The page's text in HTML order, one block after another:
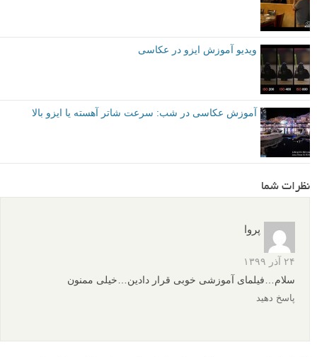
ویدیو آموزش ایزو در عکاسی
آموزش عکاسی در شب: سرعت شاتر آهسته یا ایزو بالا
نظرات شما
پروا
۲۴ آذر ۱۳۹۹
سلام…فیلمای آموزشی خوبی قرار دادین…خیلی ممنون
پاسخ دهید